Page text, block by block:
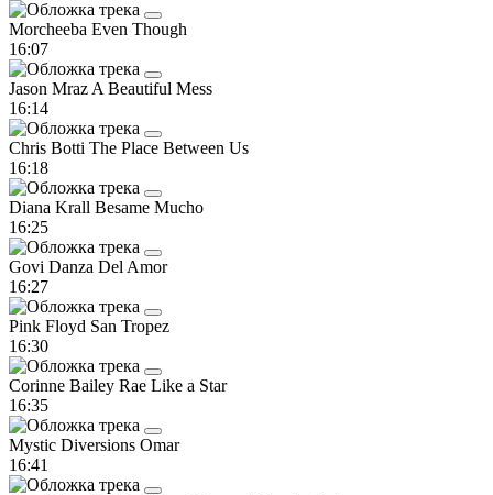
Morcheeba Even Though
16:07
Jason Mraz A Beautiful Mess
16:14
Chris Botti The Place Between Us
16:18
Diana Krall Besame Mucho
16:25
Govi Danza Del Amor
16:27
Pink Floyd San Tropez
16:30
Corinne Bailey Rae Like a Star
16:35
Mystic Diversions Omar
16:41